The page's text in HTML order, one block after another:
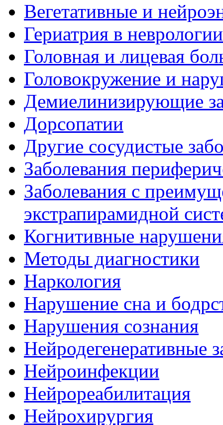
Вегетативные и
Гериатрия в неврологии
Головная и лицевая
Головокружение и
Демиелинизирующие
Дорсопатии
Другие сосудистые
Заболевания
Заболевания с
экстрапирамидной
Когнитивные
Методы диагностики
Наркология
Нарушение сна и
Нарушения сознания
Нейродегенеративные
Нейроинфекции
Нейрореабилитация
Нейрохирургия